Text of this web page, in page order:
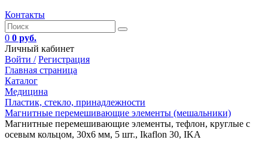
Контакты
0 0 руб.
Личный кабинет
Войти / Регистрация
Главная страница
Каталог
Медицина
Пластик, стекло, принадлежности
Магнитные перемешивающие элементы (мешальники)
Магнитные перемешивающие элементы, тефлон, круглые с
осевым кольцом, 30x6 мм, 5 шт., Ikaflon 30, IKA